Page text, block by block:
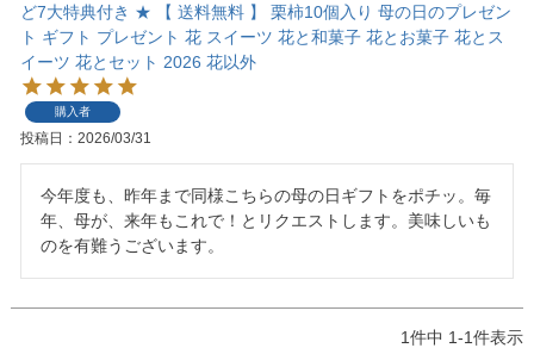
ど7大特典付き ★ 【 送料無料 】 栗柿10個入り 母の日のプレゼン
ト ギフト プレゼント 花 スイーツ 花と和菓子 花とお菓子 花とス
イーツ 花とセット 2026 花以外
購入者
投稿日 2026/03/31
今年度も、昨年まで同様こちらの母の日ギフトをポチッ。毎
年、母が、来年もこれで！とリクエストします。美味しいも
のを有難うございます。
1件中 1-1件表示